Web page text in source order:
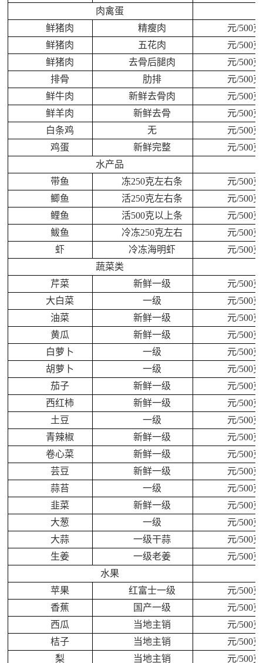
肉禽蛋
鲜猪肉
精瘦肉
元/500克
鲜猪肉
五花肉
元/500克
鲜猪肉
去骨后腿肉
元/500克
排骨
肋排
元/500克
鲜牛肉
新鲜去骨肉
元/500克
鲜羊肉
新鲜去骨
元/500克
白条鸡
无
元/500克
鸡蛋
新鲜完整
元/500克
水产品
带鱼
冻250克左右条
元/500克
鲫鱼
活250克左右条
元/500克
鲤鱼
活500克以上条
元/500克
鲅鱼
冷冻250克左右
元/500克
虾
冷冻海明虾
元/500克
蔬菜类
芹菜
新鲜一级
元/500克
大白菜
一级
元/500克
油菜
新鲜一级
元/500克
黄瓜
新鲜一级
元/500克
白萝卜
一级
元/500克
胡萝卜
一级
元/500克
茄子
新鲜一级
元/500克
西红柿
新鲜一级
元/500克
土豆
一级
元/500克
青辣椒
新鲜一级
元/500克
卷心菜
新鲜一级
元/500克
芸豆
新鲜一级
元/500克
蒜苔
一级
元/500克
韭菜
新鲜一级
元/500克
大葱
一级
元/500克
大蒜
一级干蒜
元/500克
生姜
一级老姜
元/500克
水果
苹果
红富士一级
元/500克
香蕉
国产一级
元/500克
西瓜
当地主销
元/500克
桔子
当地主销
元/500克
梨
当地主销 元/500克